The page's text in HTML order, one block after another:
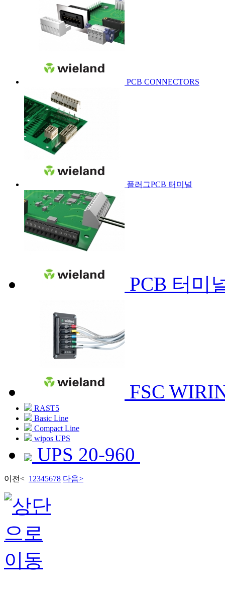
PCB CONNECTORS
플러그PCB 터미널
PCB 터미
FSC
RAST5
Basic Line
Compact Line
wipos UPS
UPS 20-960
이전< 1 2345678 다음>